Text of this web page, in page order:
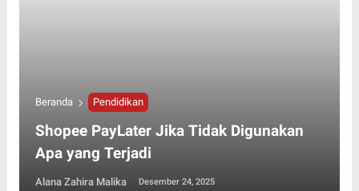
Beranda Pendidikan
Shopee PayLater Jika Tidak Digunakan
Apa yang Terjadi
Alana Zahira Malika Desember 24, 2025